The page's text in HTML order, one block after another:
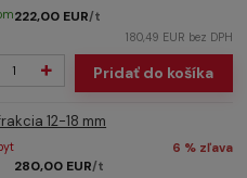
222,00 EUR/t
180,49 EUR bez DPH
Pridať do košíka
12-18 mm
6 % zľava
280,00 EUR/t